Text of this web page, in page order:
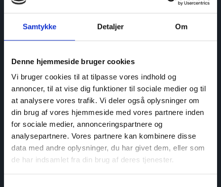
Samtykke Detaljer Om
Denne hjemmeside bruger cookies
Vi bruger cookies til at tilpasse vores indhold og
annoncer, til at vise dig funktioner til sociale medier og til
at analysere vores trafik. Vi deler også oplysninger om
din brug af vores hjemmeside med vores partnere inden
for sociale medier, annonceringspartnere og
analysepartnere. Vores partnere kan kombinere disse
data med andre oplysninger, du har givet dem, eller som
de har indsamlet fra din brug af deres tjenester.